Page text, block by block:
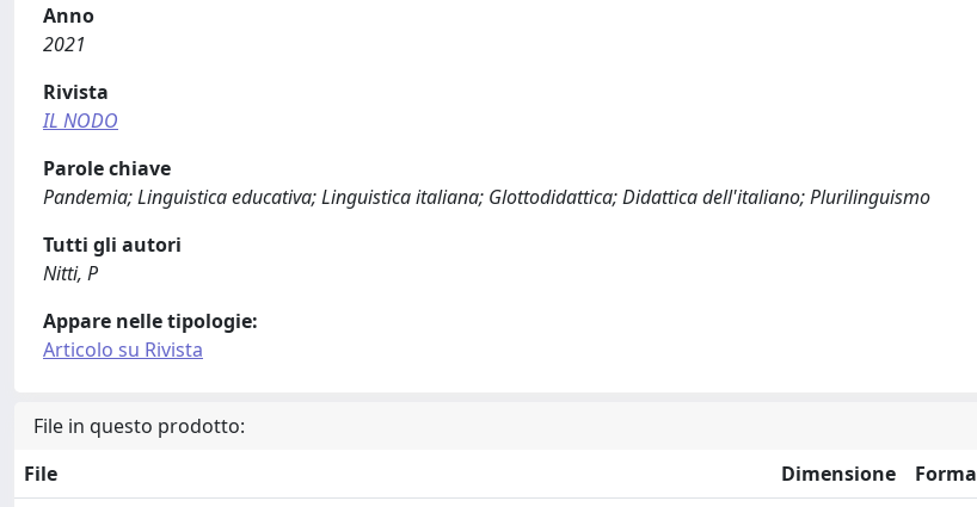
Anno
2021
Rivista
IL NODO
Parole chiave
Pandemia; Linguistica educativa; Linguistica italiana; Glottodidattica; Didattica dell'italiano; Plurilinguismo
Tutti gli autori
Nitti, P
Appare nelle tipologie:
Articolo su Rivista
File in questo prodotto:
File
Dimensione